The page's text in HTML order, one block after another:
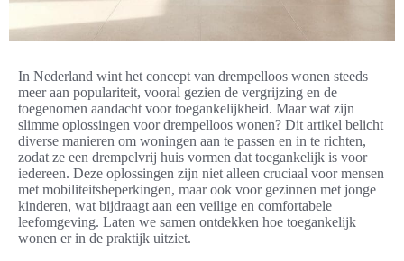
In Nederland wint het concept van drempelloos wonen steeds
meer aan populariteit, vooral gezien de vergrijzing en de
toegenomen aandacht voor toegankelijkheid. Maar wat zijn
slimme oplossingen voor drempelloos wonen? Dit artikel belicht
diverse manieren om woningen aan te passen en in te richten,
zodat ze een drempelvrij huis vormen dat toegankelijk is voor
iedereen. Deze oplossingen zijn niet alleen cruciaal voor mensen
met mobiliteitsbeperkingen, maar ook voor gezinnen met jonge
kinderen, wat bijdraagt aan een veilige en comfortabele
leefomgeving. Laten we samen ontdekken hoe toegankelijk
wonen er in de praktijk uitziet.